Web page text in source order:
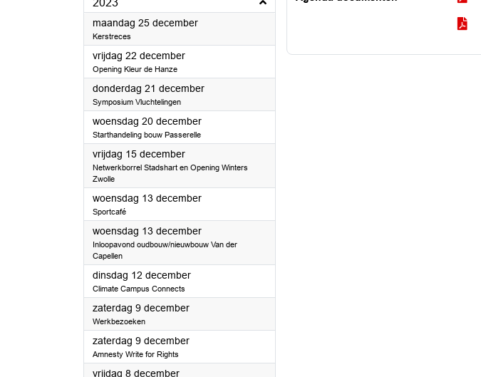
2023
maandag 25 december2023
Kerstreces
vrijdag 22 december2023
Opening Kleur de Hanze
donderdag 21 december2023
Symposium Vluchtelingen
woensdag 20 december2023
Starthandeling bouw Passerelle
vrijdag 15 december2023
Netwerkborrel Stadshart en Opening Winters
Zwolle
woensdag 13 december2023
Sportcafé
woensdag 13 december2023
Inloopavond oudbouw/nieuwbouw Van der
Capellen
dinsdag 12 december2023
Climate Campus Connects
zaterdag 9 december2023
Werkbezoeken
zaterdag 9 december2023
Amnesty Write for Rights
vrijdag 8 december2023